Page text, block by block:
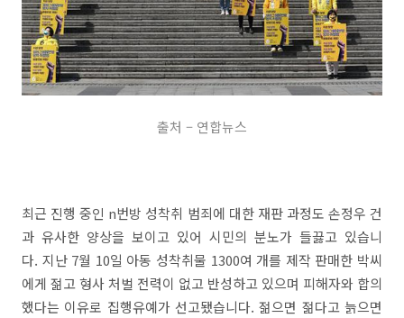
출처 – 연합뉴스
최근 진행 중인 n번방 성착취 범죄에 대한 재판 과정도 손정우 건
과 유사한 양상을 보이고 있어 시민의 분노가 들끓고 있습니
다. 지난 7월 10일 아동 성착취물 1300여 개를 제작 판매한 박씨
에게 젊고 형사 처벌 전력이 없고 반성하고 있으며 피해자와 합의
했다는 이유로 집행유예가 선고됐습니다. 젊으면 젊다고 늙으면